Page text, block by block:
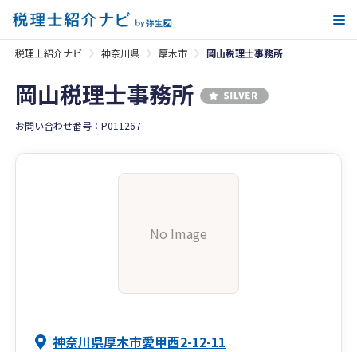
税理士紹介ナビ 神奈川県 厚木市 岡山税理士事務所
岡山税理士事務所
お問い合わせ番号：P011267
No Image
神奈川県厚木市愛甲西2-12-11